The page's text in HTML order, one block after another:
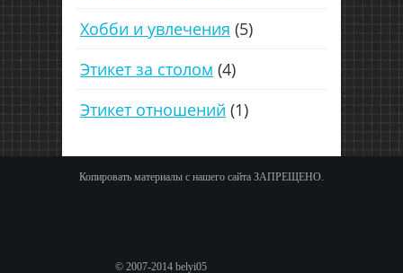
Хобби и увлечения (5)
Этикет за столом (4)
Этикет отношений (1)
Копировать материалы с нашего сайта ЗАПРЕЩЕНО.
© 2007-2014 belyi05